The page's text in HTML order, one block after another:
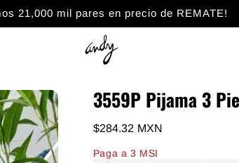
21,000 mil pares en precio de REMATE!
3559P Pijama 3
Precio habitual
$284.32 MXN
Paga a 3 MSI